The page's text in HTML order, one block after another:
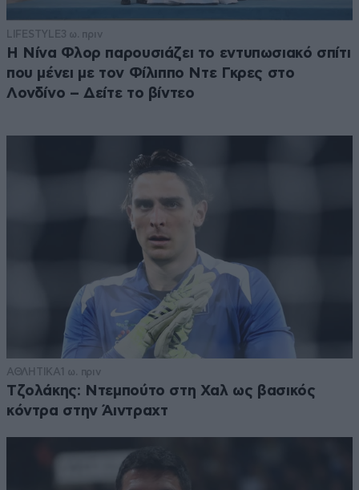
LIFESTYLE3 ω. πριν
Η Νίνα Φλορ παρουσιάζει το εντυπωσιακό σπίτι
που μένει με τον Φίλιππο Ντε Γκρες στο
Λονδίνο – Δείτε το βίντεο
ΑΘΛΗΤΙΚΑ1 ω. πριν
Τζολάκης: Ντεμπούτο στη Χαλ ως βασικός
κόντρα στην Άιντραχτ